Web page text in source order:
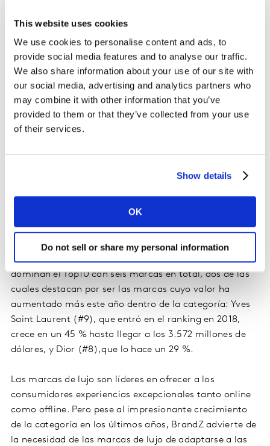
This website uses cookies
We use cookies to personalise content and ads, to
provide social media features and to analyse our traffic.
We also share information about your use of our site with
our social media, advertising and analytics partners who
may combine it with other information that you’ve
provided to them or that they’ve collected from your use
of their services.
Show details
OK
Do not sell or share my personal information
superando los 171.000 millones de dólares. Este
el cambio en el binomio exclusividad/accesibilidad que
siempre ha caracterizado a las marcas más lujosas y
que ahora consigue atraer a dos tipos de audiencias
según detalla el informe: los consumidores de más
edad y más tradicionales quieren sentirse conectados
al espíritu joven e inclusivo que cada vez más se
más jóvenes, que sienten este tipo de marcas más
únicos que pueden permitirse por el momento.
Las marcas francesas no solo dominan el podio con
Louis Vuitton, Chanel (#2, 37.006 millones de dólares)
y Hermès (#3, 30.966 millones de dólares), sino que
dominan el Top10 con seis marcas en total, dos de las
cuales destacan por ser las marcas cuyo valor ha
aumentado más este año dentro de la categoría: Yves
Saint Laurent (#9), que entró en el ranking en 2018,
crece en un 45 % hasta llegar a los 3.572 millones de
dólares, y Dior (#8),que lo hace un 29 %.
Las marcas de lujo son líderes en ofrecer a los
consumidores experiencias excepcionales tanto online
como offline. Pero pese al impresionante crecimiento
de la categoría en los últimos años, BrandZ advierte de
la necesidad de las marcas de lujo de adaptarse a las